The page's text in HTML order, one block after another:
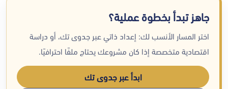
جاهز تبدأ بخطوة عملية؟
اختر المسار الأنسب لك: إعداد ذاتي عبر جدوى تك، أو دراسة
اقتصادية متخصصة إذا كان مشروعك يحتاج ملفًا احترافيًا.
ابدأ عبر جدوى تك